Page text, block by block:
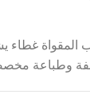
المقواة
وطباعة